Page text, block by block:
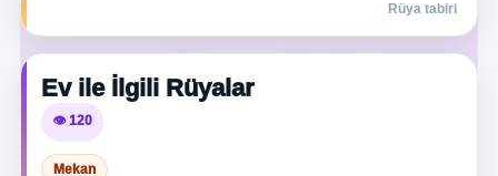
Rüya tabiri
Ev ile İlgili Rüyalar
👁️ 120
Mekan